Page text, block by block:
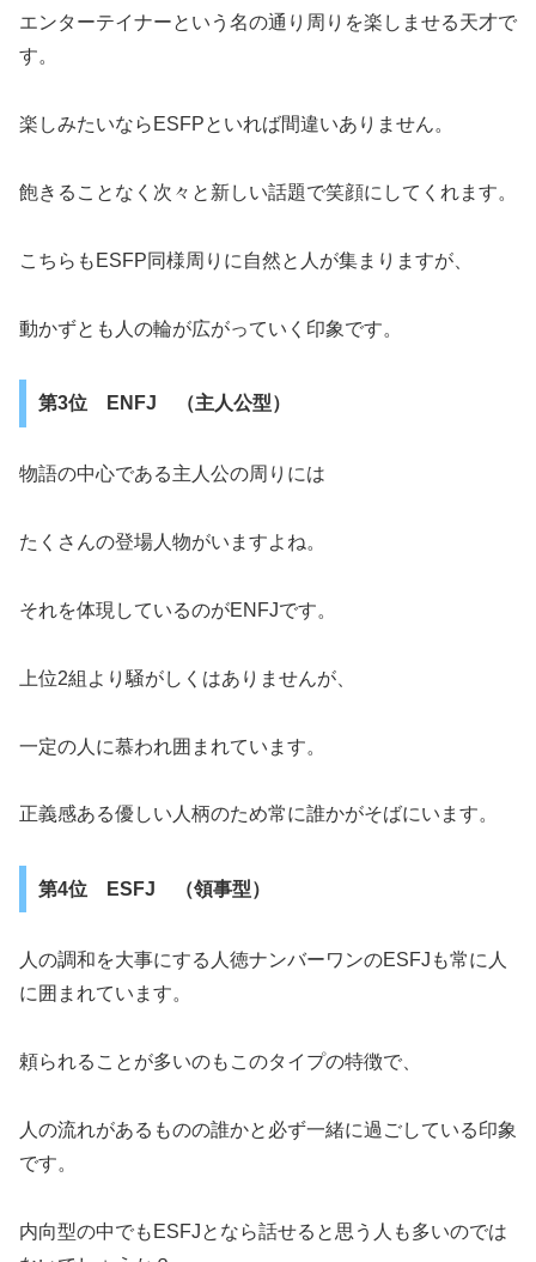
エンターテイナーという名の通り周りを楽しませる天才で
す。
楽しみたいならESFPといれば間違いありません。
飽きることなく次々と新しい話題で笑顔にしてくれます。
こちらもESFP同様周りに自然と人が集まりますが、
動かずとも人の輪が広がっていく印象です。
第3位 ENFJ （主人公型）
物語の中心である主人公の周りには
たくさんの登場人物がいますよね。
それを体現しているのがENFJです。
上位2組より騒がしくはありませんが、
一定の人に慕われ囲まれています。
正義感ある優しい人柄のため常に誰かがそばにいます。
第4位 ESFJ （領事型）
人の調和を大事にする人徳ナンバーワンのESFJも常に人
に囲まれています。
頼られることが多いのもこのタイプの特徴で、
人の流れがあるものの誰かと必ず一緒に過ごしている印象
です。
内向型の中でもESFJとなら話せると思う人も多いのでは